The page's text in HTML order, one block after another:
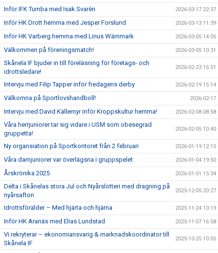
Inför IFK Tumba med Isak Svarèn 2026-03-17 22:37
Inför HK Drott hemma med Jesper Forslund 2026-03-13 11:39
Inför HK Varberg hemma med Linus Wärnmark 2026-03-05 14:05
Välkommen på föreningsmatch! 2026-03-05 10:31
Skånela IF bjuder in till föreläsning för företags- och
idrottsledare!
2026-02-23 16:51
Intervju med Filip Tapper inför fredagens derby 2026-02-19 15:14
Välkomna på Sportlovshandboll! 2026-02-17
Intervju med David Källemyr inför Kroppskultur hemma! 2026-02-08 08:58
Våra herrjuniorer tar sig vidare i USM som obesegrad
gruppetta!
2026-02-05 10:40
Ny organsiation på Sportkontoret från 2 februari 2026-01-19 12:15
Våra damjuniorer var överlägsna i gruppspelet 2026-01-04 19:50
Årskrönika 2025 2026-01-01 15:34
Delta i Skånelas stora Jul och Nyårslotteri med dragning på
nyårsafton
2025-12-05 20:27
Idrottsförälder – Med hjärta och hjärna 2025-11-24 10:19
Inför HK Aranäs med Elias Lundstad 2025-11-07 16:58
Vi rekryterar – ekonomiansvarig & marknadskoordinator till
Skånela IF
2025-10-25 10:05